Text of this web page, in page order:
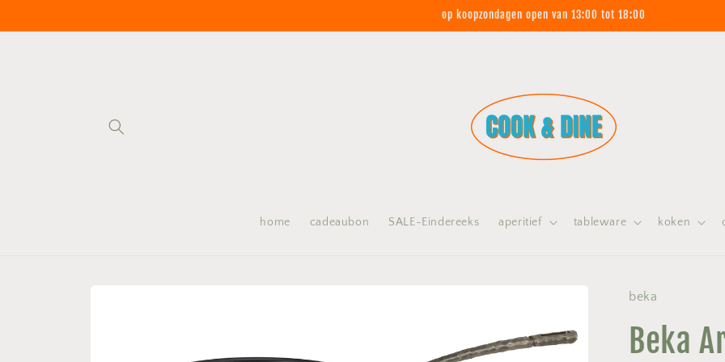
content
op koopzondagen open van 13:00 tot 18:00
home cadeaubon SALE-Eindereeks aperitief tableware koken
beka
Beka